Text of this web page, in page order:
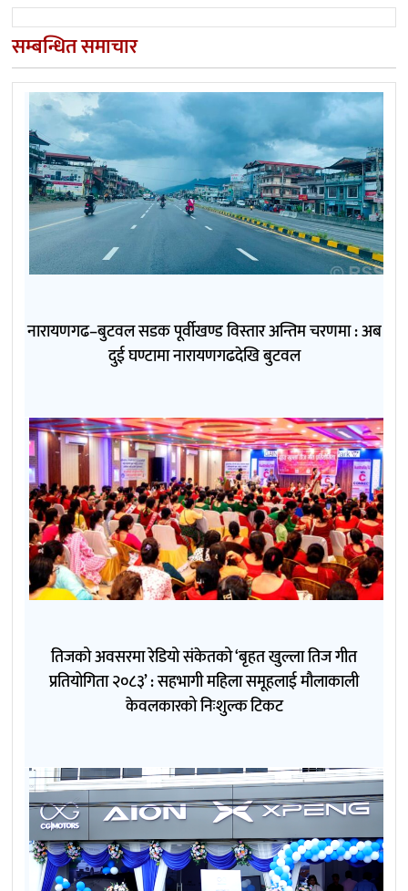
सम्बन्धित समाचार
नारायणगढ–बुटवल सडक पूर्वीखण्ड विस्तार अन्तिम चरणमा : अब
दुई घण्टामा नारायणगढदेखि बुटवल
तिजको अवसरमा रेडियो संकेतको ‘बृहत खुल्ला तिज गीत
प्रतियोगिता २०८३’ : सहभागी महिला समूहलाई मौलाकाली
केवलकारको निःशुल्क टिकट